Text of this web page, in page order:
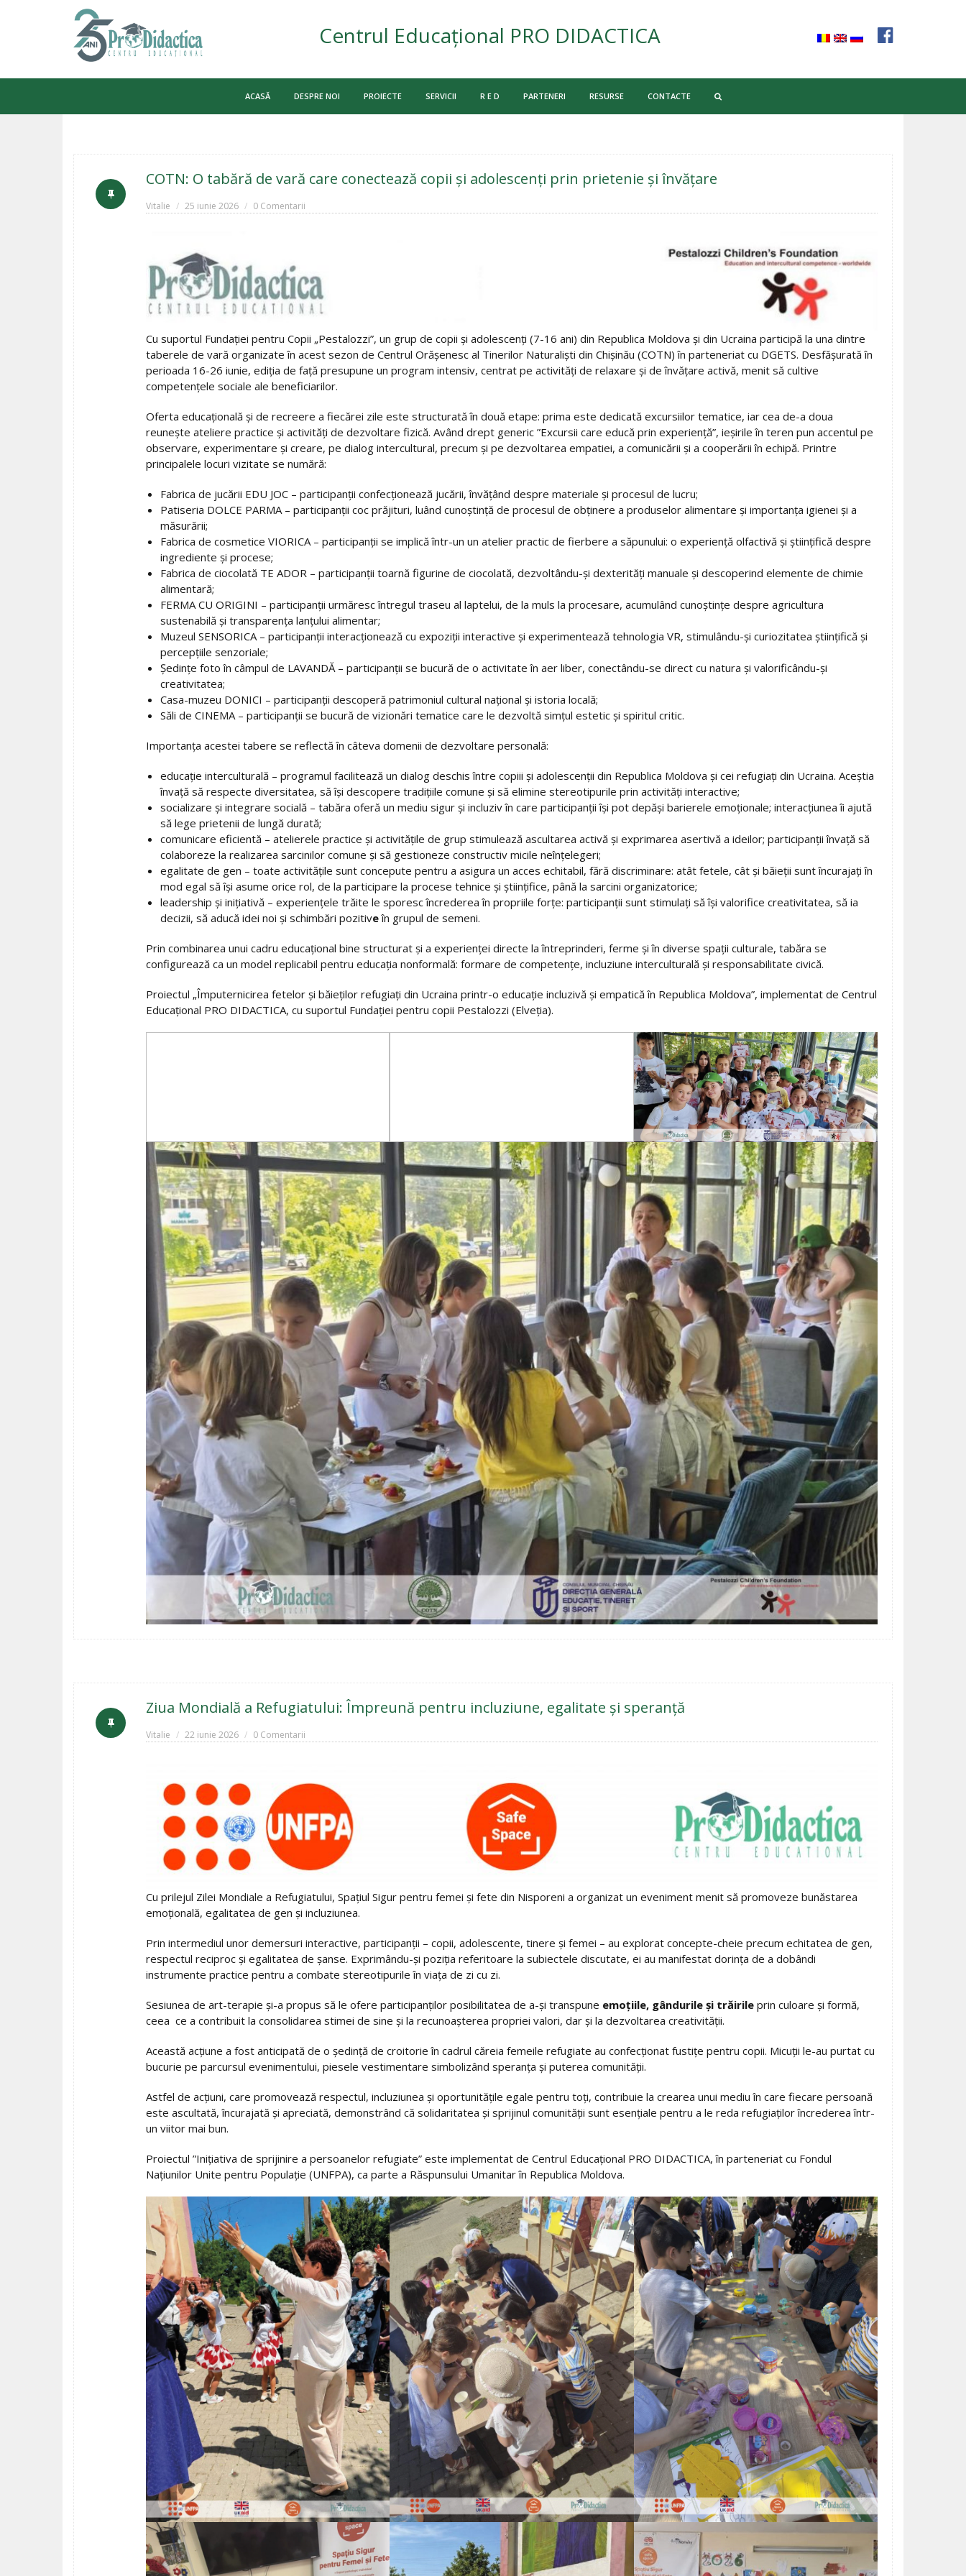
Centrul Educațional PRO DIDACTICA
ACASĂ DESPRE NOI PROIECTE SERVICII R E D PARTENERI RESURSE CONTACTE
COTN: O tabără de vară care conectează copii și adolescenți prin prietenie și învățare
Vitalie 25 iunie 2026 0 Comentarii
Cu suportul Fundației pentru Copii „Pestalozzi”, un grup de copii și adolescenți (7-16 ani) din Republica Moldova și din Ucraina participă la una dintre
taberele de vară organizate în acest sezon de Centrul Orășenesc al Tinerilor Naturaliști din Chișinău (COTN) în parteneriat cu DGETS. Desfășurată în
perioada 16-26 iunie, ediția de față presupune un program intensiv, centrat pe activități de relaxare și de învățare activă, menit să cultive
competențele sociale ale beneficiarilor.
Oferta educațională și de recreere a fiecărei zile este structurată în două etape: prima este dedicată excursiilor tematice, iar cea de-a doua
reunește ateliere practice și activități de dezvoltare fizică. Având drept generic ”Excursii care educă prin experiență”, ieșirile în teren pun accentul pe
observare, experimentare și creare, pe dialog intercultural, precum și pe dezvoltarea empatiei, a comunicării și a cooperării în echipă. Printre
principalele locuri vizitate se numără:
Fabrica de jucării EDU JOC – participanții confecționează jucării, învățând despre materiale și procesul de lucru;
Patiseria DOLCE PARMA – participanții coc prăjituri, luând cunoștință de procesul de obținere a produselor alimentare și importanța igienei și a
măsurării;
Fabrica de cosmetice VIORICA – participanții se implică într-un un atelier practic de fierbere a săpunului: o experiență olfactivă și științifică despre
ingrediente și procese;
Fabrica de ciocolată TE ADOR – participanții toarnă figurine de ciocolată, dezvoltându-și dexterități manuale și descoperind elemente de chimie
alimentară;
FERMA CU ORIGINI – participanții urmăresc întregul traseu al laptelui, de la muls la procesare, acumulând cunoștințe despre agricultura
sustenabilă și transparența lanțului alimentar;
Muzeul SENSORICA – participanții interacționează cu expoziții interactive și experimentează tehnologia VR, stimulându-și curiozitatea științifică și
percepțiile senzoriale;
Ședințe foto în câmpul de LAVANDĂ – participanții se bucură de o activitate în aer liber, conectându-se direct cu natura și valorificându-și
creativitatea;
Casa-muzeu DONICI – participanții descoperă patrimoniul cultural național și istoria locală;
Săli de CINEMA – participanții se bucură de vizionări tematice care le dezvoltă simțul estetic și spiritul critic.
Importanța acestei tabere se reflectă în câteva domenii de dezvoltare personală:
educație interculturală – programul facilitează un dialog deschis între copiii și adolescenții din Republica Moldova și cei refugiați din Ucraina. Aceștia
învață să respecte diversitatea, să își descopere tradițiile comune și să elimine stereotipurile prin activități interactive;
socializare și integrare socială – tabăra oferă un mediu sigur și incluziv în care participanții își pot depăși barierele emoționale; interacțiunea îi ajută
să lege prietenii de lungă durată;
comunicare eficientă – atelierele practice și activitățile de grup stimulează ascultarea activă și exprimarea asertivă a ideilor; participanții învață să
colaboreze la realizarea sarcinilor comune și să gestioneze constructiv micile neînțelegeri;
egalitate de gen – toate activitățile sunt concepute pentru a asigura un acces echitabil, fără discriminare: atât fetele, cât și băieții sunt încurajați în
mod egal să își asume orice rol, de la participare la procese tehnice și științifice, până la sarcini organizatorice;
leadership și inițiativă – experiențele trăite le sporesc încrederea în propriile forțe: participanții sunt stimulați să își valorifice creativitatea, să ia
decizii, să aducă idei noi și schimbări pozitiveîn grupul de semeni.
Prin combinarea unui cadru educațional bine structurat și a experienței directe la întreprinderi, ferme și în diverse spații culturale, tabăra se
configurează ca un model replicabil pentru educația nonformală: formare de competențe, incluziune interculturală și responsabilitate civică.
Proiectul „Împuternicirea fetelor și băieților refugiați din Ucraina printr-o educație incluzivă și empatică în Republica Moldova”, implementat de Centrul
Educațional PRO DIDACTICA, cu suportul Fundației pentru copii Pestalozzi (Elveția).
Ziua Mondială a Refugiatului: Împreună pentru incluziune, egalitate și speranță
Vitalie 22 iunie 2026 0 Comentarii
Cu prilejul Zilei Mondiale a Refugiatului, Spațiul Sigur pentru femei și fete din Nisporeni a organizat un eveniment menit să promoveze bunăstarea
emoțională, egalitatea de gen și incluziunea.
Prin intermediul unor demersuri interactive, participanții – copii, adolescente, tinere și femei – au explorat concepte-cheie precum echitatea de gen,
respectul reciproc și egalitatea de șanse. Exprimându-și poziția referitoare la subiectele discutate, ei au manifestat dorința de a dobândi
instrumente practice pentru a combate stereotipurile în viața de zi cu zi.
Sesiunea de art-terapie și-a propus să le ofere participanților posibilitatea de a-și transpune emoțiile, gândurile și trăirile prin culoare și formă,
ceea ce a contribuit la consolidarea stimei de sine și la recunoașterea propriei valori, dar și la dezvoltarea creativității.
Această acțiune a fost anticipată de o ședință de croitorie în cadrul căreia femeile refugiate au confecționat fustițe pentru copii. Micuții le-au purtat cu
bucurie pe parcursul evenimentului, piesele vestimentare simbolizând speranța și puterea comunității.
Astfel de acțiuni, care promovează respectul, incluziunea și oportunitățile egale pentru toți, contribuie la crearea unui mediu în care fiecare persoană
este ascultată, încurajată și apreciată, demonstrând că solidaritatea și sprijinul comunității sunt esențiale pentru a le reda refugiaților încrederea într-
un viitor mai bun.
Proiectul ”Inițiativa de sprijinire a persoanelor refugiate” este implementat de Centrul Educațional PRO DIDACTICA, în parteneriat cu Fondul
Națiunilor Unite pentru Populație (UNFPA), ca parte a Răspunsului Umanitar în Republica Moldova.